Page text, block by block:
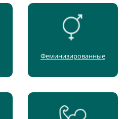
Феминизированные